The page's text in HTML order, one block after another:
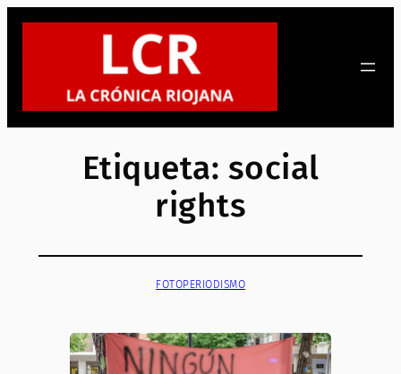
Saltar
Etiqueta: social
rights
FOTOPERIODISMO